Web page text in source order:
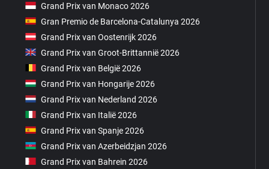
Grand Prix van Monaco 2026
Gran Premio de Barcelona-Catalunya 2026
Grand Prix van Oostenrijk 2026
Grand Prix van Groot-Brittannië 2026
Grand Prix van België 2026
Grand Prix van Hongarije 2026
Grand Prix van Nederland 2026
Grand Prix van Italië 2026
Grand Prix van Spanje 2026
Grand Prix van Azerbeidzjan 2026
Grand Prix van Bahrein 2026